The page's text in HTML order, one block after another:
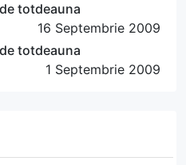
totdeauna
16 Septembrie 2009
totdeauna
1 Septembrie 2009